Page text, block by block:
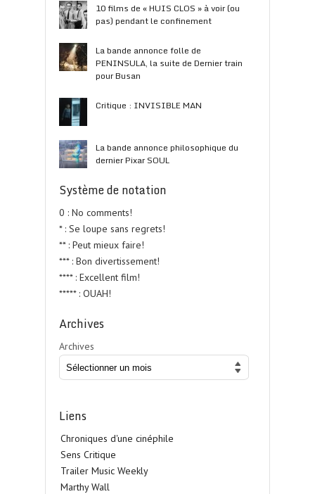
10 films de « HUIS CLOS » à voir (ou
pas) pendant le confinement
La bande annonce folle de
PENINSULA, la suite de Dernier train
pour Busan
Critique : INVISIBLE MAN
La bande annonce philosophique du
dernier Pixar SOUL
Système de notation
0 : No comments!
* : Se loupe sans regrets!
** : Peut mieux faire!
*** : Bon divertissement!
**** : Excellent film!
***** : OUAH!
Archives
Archives
Liens
Chroniques d'une cinéphile
Sens Critique
Trailer Music Weekly
Marthy Wall